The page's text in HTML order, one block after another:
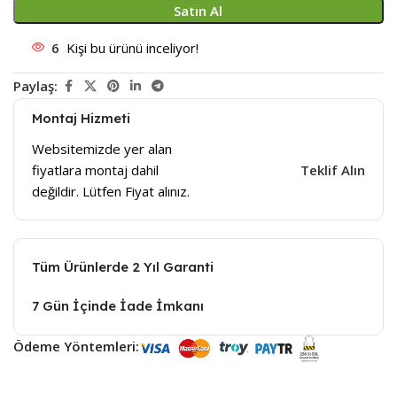
Satın Al
6 Kişi bu ürünü inceliyor!
Paylaş:
Montaj Hizmeti
Websitemizde yer alan
fiyatlara montaj dahil
değildir. Lütfen Fiyat alınız.
Teklif Alın
Tüm Ürünlerde 2 Yıl Garanti
7 Gün İçinde İade İmkanı
Ödeme Yöntemleri: